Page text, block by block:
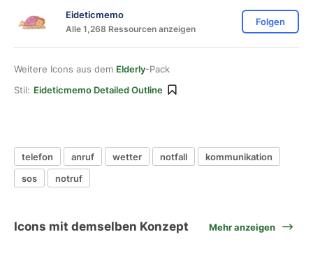
Eideticmemo
Alle 1,268 Ressourcen anzeigen
Folgen
Weitere Icons aus dem Elderly-Pack
Stil: Eideticmemo Detailed Outline
telefon anruf wetter notfall
kommunikation
sos
notruf
Icons mit demselben Konzept Mehr anzeigen